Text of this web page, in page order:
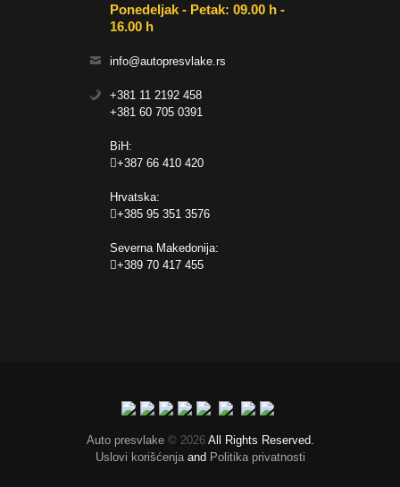
Ponedeljak - Petak: 09.00 h -
16.00 h
info@autopresvlake.rs
+381 11 2192 458
+381 60 705 0391
BiH:
+387 66 410 420
Hrvatska:
+385 95 351 3576
Severna Makedonija:
+389 70 417 455
Auto presvlake© 2026 All Rights Reserved.
Uslovi korišćenja and Politika privatnosti